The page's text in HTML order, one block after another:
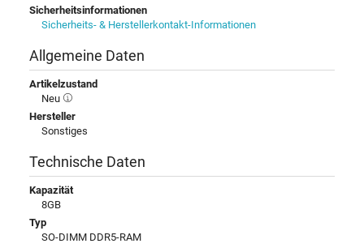
Sicherheitsinformationen
Sicherheits- & Herstellerkontakt-Informationen
Allgemeine Daten
Artikelzustand
Neu
Hersteller
Sonstiges
Technische Daten
Kapazität
8GB
Typ
SO-DIMM DDR5-RAM